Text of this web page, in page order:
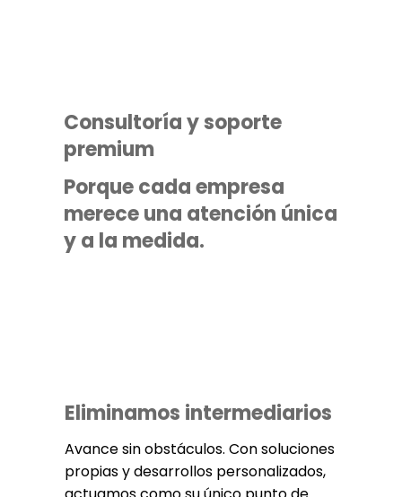
Consultoría y soporte
premium
Porque cada empresa
merece una atención única
y a la medida.
Eliminamos intermediarios
Avance sin obstáculos. Con soluciones
propias y desarrollos personalizados,